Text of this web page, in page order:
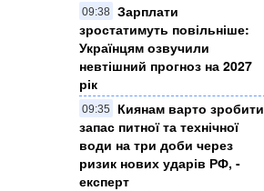
09:38 Зарплати
зростатимуть повільніше:
Українцям озвучили
невтішний прогноз на 2027
рік
09:35
Киянам варто зробити
запас питної та технічної
води на три доби через
ризик нових ударів РФ, -
експерт